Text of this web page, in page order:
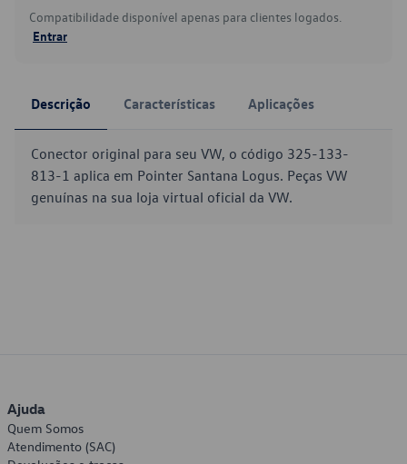
Compatibilidade disponível apenas para clientes logados.
Entrar
Descrição Características Aplicações
Conector original para seu VW, o código 325-133-
813-1 aplica em Pointer Santana Logus. Peças VW
genuínas na sua loja virtual oficial da VW.
Ajuda
Quem Somos
Atendimento (SAC)